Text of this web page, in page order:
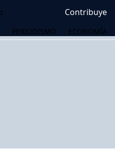
Contribuye
PERIODISMO ECONOMÍA